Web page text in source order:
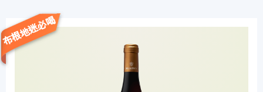
布根地迷必喝